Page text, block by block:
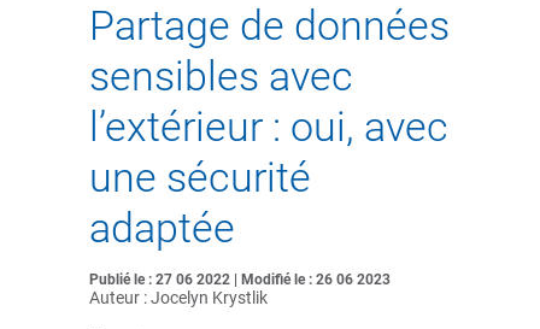
Partage de données
sensibles avec
l’extérieur : oui, avec
une sécurité
adaptée
Publié le : 27 06 2022 | Modifié le : 26 06 2023
Auteur : Jocelyn Krystlik